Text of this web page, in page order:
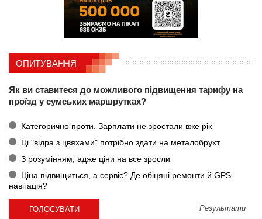
ОПИТУВАННЯ
Як ви ставитеся до можливого підвищення тарифу на
проїзд у сумських маршрутках?
Категорично проти. Зарплати не зростали вже рік
Ці "відра з цвяхами" потрібно здати на металобрухт
З розумінням, адже ціни на все зросли
Ціна підвищиться, а сервіс? Де обіцяні ремонти й GPS-
навігація?
Результати